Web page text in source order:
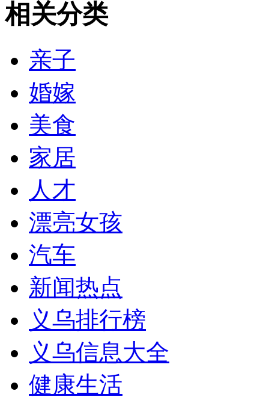
相关分类
亲子
婚嫁
美食
家居
人才
漂亮女孩
汽车
新闻热点
义乌排行榜
义乌信息大全
健康生活